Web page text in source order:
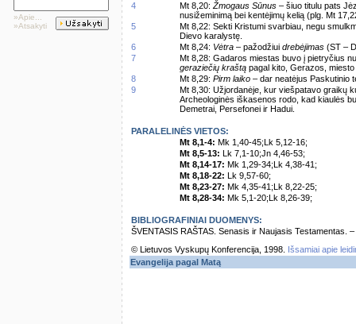
»Apie...
»Atsakyti
4
Mt 8,20: Žmogaus Sūnus – šiuo titulu pats
nusižeminimą bei kentėjimų kelią (plg. Mt
5
Mt 8,22: Sekti Kristumi svarbiau, negu
Dievo karalystę.
6
Mt 8,24: Vėtra – pažodžiui drebėjimas (ST –
7
Mt 8,28: Gadaros miestas buvo į pietryčius
geraziečių kraštą pagal kito, Gerazos,
8
Mt 8,29: Pirm laiko – dar neatėjus Paskutinio
9
Mt 8,30: Užjordanėje, kur viešpatavo graikų
Archeologinės iškasenos rodo, kad kiaulės
Demetrai, Persefonei ir Hadui.
PARALELINĖS VIETOS:
Mt 8,1-4: Mk 1,40-45;Lk 5,12-16;
Mt 8,5-13: Lk 7,1-10;Jn 4,46-53;
Mt 8,14-17: Mk 1,29-34;Lk 4,38-41;
Mt 8,18-22: Lk 9,57-60;
Mt 8,23-27: Mk 4,35-41;Lk 8,22-25;
Mt 8,28-34: Mk 5,1-20;Lk 8,26-39;
BIBLIOGRAFINIAI DUOMENYS:
ŠVENTASIS RAŠTAS. Senasis ir Naujasis Testamentas.
© Lietuvos Vyskupų Konferencija, 1998.
Išsamiai apie
Evangelija pagal Matą